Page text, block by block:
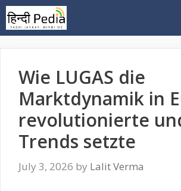
Skip
to
content
Wie LUGAS die
Marktdynamik in
revolutionierte
Trends setzte
July 3, 2026 by Lalit Verma